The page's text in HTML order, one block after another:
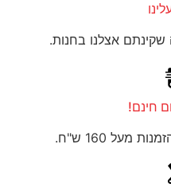
אצלנו בחנות.
160 ש"ח.